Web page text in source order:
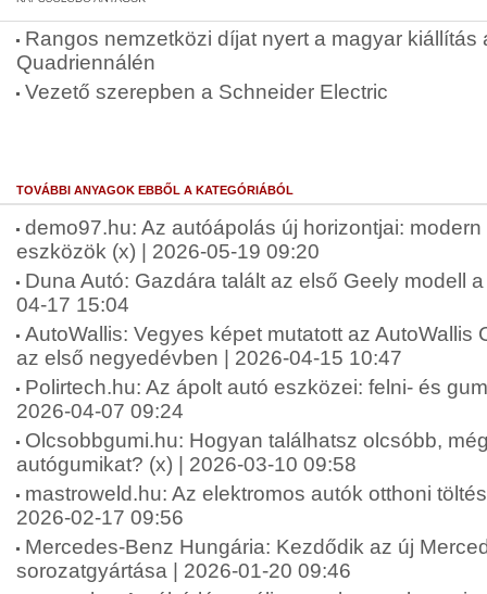
Rangos nemzetközi díjat nyert a magyar kiállítás
Quadriennálén
Vezető szerepben a Schneider Electric
TOVÁBBI ANYAGOK EBBŐL A KATEGÓRIÁBÓL
demo97.hu: Az autóápolás új horizontjai:
eszközök (x) | 2026-05-19 09:20
Duna Autó: Gazdára talált az első Geely modell
04-17 15:04
AutoWallis: Vegyes képet mutatott az AutoWallis
az első negyedévben | 2026-04-15 10:47
Polirtech.hu: Az ápolt autó eszközei: felni- és
2026-04-07 09:24
Olcsobbgumi.hu: Hogyan találhatsz olcsóbb,
autógumikat? (x) | 2026-03-10 09:58
mastroweld.hu: Az elektromos autók otthoni
2026-02-17 09:56
Mercedes-Benz Hungária: Kezdődik az új
sorozatgyártása | 2026-01-20 09:46